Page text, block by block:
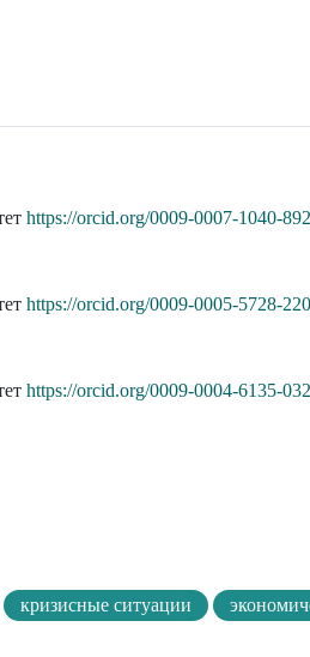
https://orcid.org/0009-0007-1040-
https://orcid.org/0009-0005-5728-
https://orcid.org/0009-0004-6135-
кризисные ситуации